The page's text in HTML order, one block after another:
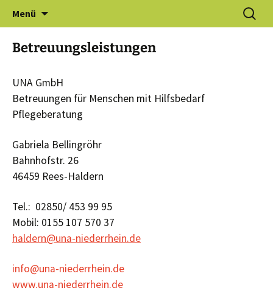
Gewerbeverein Haldern e.V.
Menü
Suchen
nach:
Betreuungsleistungen
UNA GmbH
Betreuungen für Menschen mit Hilfsbedarf
Pflegeberatung
Gabriela Bellingröhr
Bahnhofstr. 26
46459 Rees-Haldern
Tel.: 02850/ 453 99 95
Mobil: 0155 107 570 37
haldern@una-niederrhein.de
info@una-niederrhein.de
www.una-niederrhein.de